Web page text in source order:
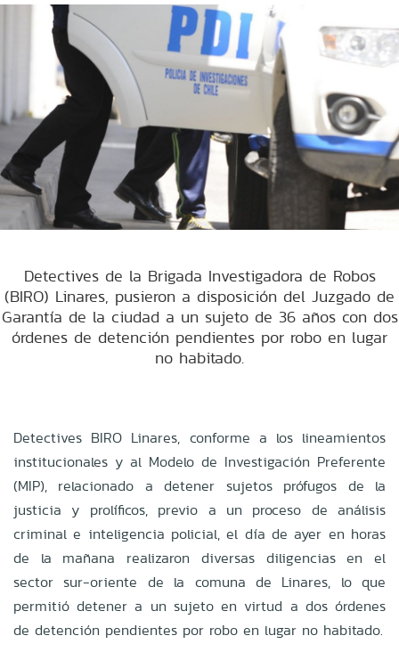
Detectives de la Brigada Investigadora de Robos
(BIRO) Linares, pusieron a disposición del Juzgado de
Garantía de la ciudad a un sujeto de 36 años con dos
órdenes de detención pendientes por robo en lugar
no habitado.
Detectives BIRO Linares, conforme a los lineamientos
institucionales y al Modelo de Investigación Preferente
(MIP), relacionado a detener sujetos prófugos de la
justicia y prolíficos, previo a un proceso de análisis
criminal e inteligencia policial, el día de ayer en horas
de la mañana realizaron diversas diligencias en el
sector sur-oriente de la comuna de Linares, lo que
permitió detener a un sujeto en virtud a dos órdenes
de detención pendientes por robo en lugar no habitado.